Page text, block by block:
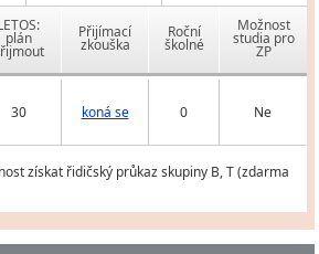
plán Přijímací
zkouška
Roční
školné
Možnost
studia pro
ZP
30 koná se 0 Ne
získat řidičský průkaz skupiny B, T (zdarma